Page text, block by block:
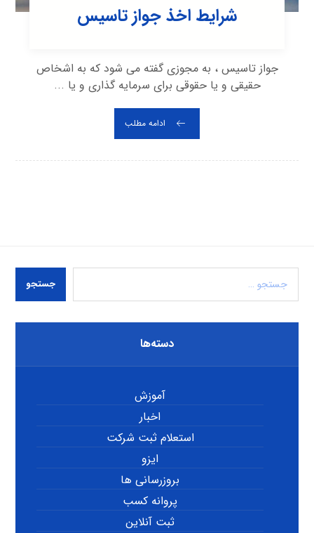
شرایط اخذ جواز تاسیس
جواز تاسیس ، به مجوزی گفته می شود که به اشخاص
حقیقی و یا حقوقی برای سرمایه گذاری و یا ...
ادامه مطلب
جستجو
دسته‌ها
آموزش
اخبار
استعلام ثبت شرکت
ایزو
بروزرسانی ها
پروانه کسب
ثبت آنلاین